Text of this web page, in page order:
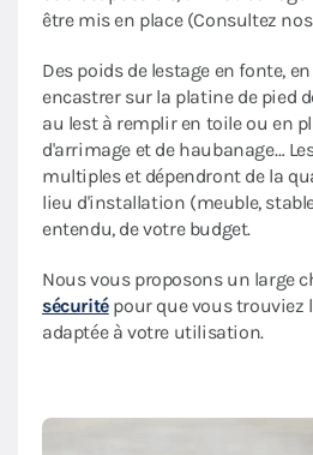
être mis en place (Consultez nos
Des poids de lestage en fonte,
encastrer sur la platine de pied
au lest à remplir en toile ou en
d'arrimage et de haubanage…
multiples et dépendront de la
lieu d'installation (meuble,
entendu, de votre budget.
Nous vous proposons un large
sécuritépour que vous trouviez
adaptée à votre utilisation.